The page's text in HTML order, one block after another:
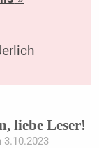
liebe Leser!
3.10.2023